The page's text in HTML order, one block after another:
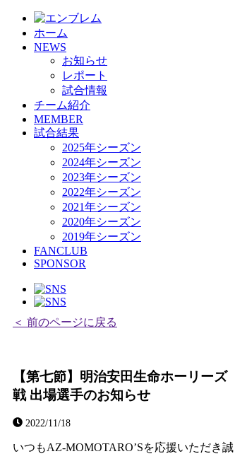
ホーム
NEWS
お知らせ
レポート
試合情報
チーム紹介
MEMBER
試合結果
2025年シーズン
2024年シーズン
2023年シーズン
2022年シーズン
2021年シーズン
2020年シーズン
2019年シーズン
FANCLUB
SPONSOR
＜ 前のページに戻る
【第七節】明治安田生命ホーリーズ
戦 出場選手のお知らせ
2022/11/18
いつもAZ-MOMOTARO’Sを応援いただき誠